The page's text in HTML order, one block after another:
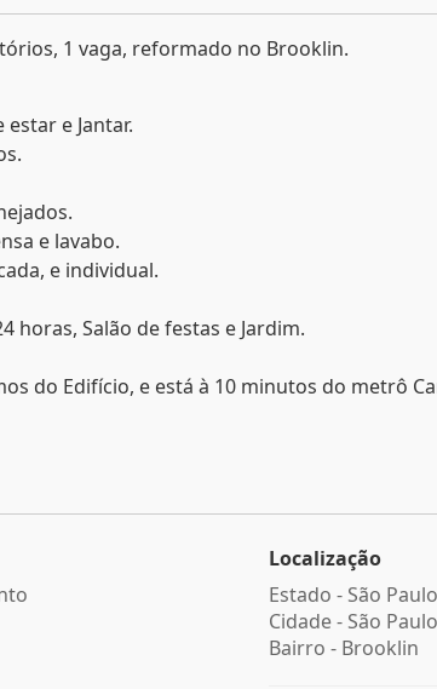
1 vaga, reformado no Brooklin.
e Jantar.
e lavabo.
e individual.
horas, Salão de festas e Jardim.
do Edifício, e está à 10 minutos do metrô
Localização
Estado - São Paulo
Cidade - São Paulo
Bairro - Brooklin